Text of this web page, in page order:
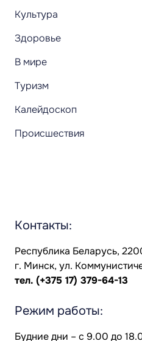
Культура
Здоровье
В мире
Туризм
Калейдоскоп
Происшествия
Контакты:
Республика Беларусь,
г. Минск, ул.
тел. (+375 17) 379-64-13
Режим работы:
Будние дни – с 9.00 до